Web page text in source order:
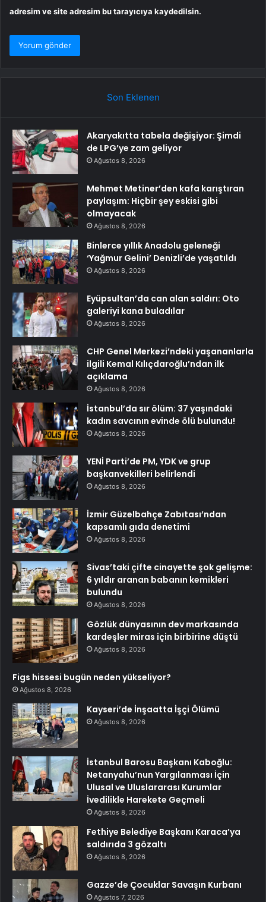
adresim ve site adresim bu tarayıcıya kaydedilsin.
Son Eklenen
Akaryakıtta tabela değişiyor: Şimdi
de LPG’ye zam geliyor
Ağustos 8, 2026
Mehmet Metiner’den kafa karıştıran
paylaşım: Hiçbir şey eskisi gibi
olmayacak
Ağustos 8, 2026
Binlerce yıllık Anadolu geleneği
‘Yağmur Gelini’ Denizli’de yaşatıldı
Ağustos 8, 2026
Eyüpsultan’da can alan saldırı: Oto
galeriyi kana buladılar
Ağustos 8, 2026
CHP Genel Merkezi’ndeki yaşananlarla
ilgili Kemal Kılıçdaroğlu’ndan ilk
açıklama
Ağustos 8, 2026
İstanbul’da sır ölüm: 37 yaşındaki
kadın savcının evinde ölü bulundu!
Ağustos 8, 2026
YENİ Parti’de PM, YDK ve grup
başkanvekilleri belirlendi
Ağustos 8, 2026
İzmir Güzelbahçe Zabıtası’ndan
kapsamlı gıda denetimi
Ağustos 8, 2026
Sivas’taki çifte cinayette şok gelişme:
6 yıldır aranan babanın kemikleri
bulundu
Ağustos 8, 2026
Gözlük dünyasının dev markasında
kardeşler miras için birbirine düştü
Ağustos 8, 2026
Figs hissesi bugün neden yükseliyor?
Ağustos 8, 2026
Kayseri’de İnşaatta İşçi Ölümü
Ağustos 8, 2026
İstanbul Barosu Başkanı Kaboğlu:
Netanyahu’nun Yargılanması İçin
Ulusal ve Uluslararası Kurumlar
İvedilikle Harekete Geçmeli
Ağustos 8, 2026
Fethiye Belediye Başkanı Karaca’ya
saldırıda 3 gözaltı
Ağustos 8, 2026
Gazze’de Çocuklar Savaşın Kurbanı
Ağustos 7, 2026